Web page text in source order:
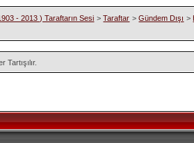
- 2013 ) Taraftarın Sesi >Taraftar >Gündem Dışı >